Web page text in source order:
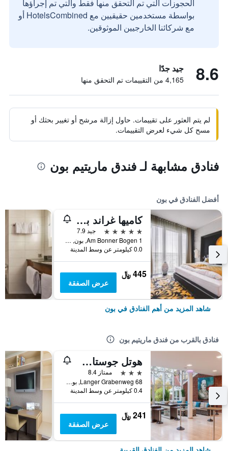
الحجوزات التي تم التحقق منها فقط والتي تم إجراؤها
بواسطة مستخدمين حقيقيين مع HotelsCombined أو
مع شركائنا الخارجيين الموثوقين.
8.6 جيد جدًا
4,165 من التقييمات تم التحقق منها
لم يتم العثور على تقييمات. حاول إزالة مرشح أو تغيير بحثك أو
مسح كل شيء لعرض التقييمات.
فنادق مشابهة لـ فندق ماريتيم بون
أفضل الفنادق في بون
كاميها غراند بون
5 نجوم
جيد 7.9
Am Bonner Bogen 1, بون, ولاية شمال الراين وستفاليا, ألمانيا
0.0 كيلومتر عن وسط المدينة
445 ﷼
عرض الصفقة
شاهد المزيد من أهم الفنادق في بون
فنادق بالقرب من فندق ماريتيم بون
هوتل جوستاف ستريسمان إنستتيوت
3 نجوم
ممتاز 8.4
Langer Grabenweg 68, بون, ولاية شمال الراين وستفاليا, ألمانيا
0.4 كيلومتر عن وسط المدينة
241 ﷼
عرض الصفقة